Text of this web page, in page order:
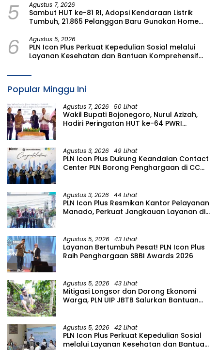
5 Agustus 7, 2026
Sambut HUT ke-81 RI, Adopsi Kendaraan Listrik
Tumbuh, 21.865 Pelanggan Baru Gunakan Home
6 Agustus 5, 2026
PLN Icon Plus Perkuat Kepedulian Sosial melalui
Layanan Kesehatan dan Bantuan Komprehensif
Popular Minggu Ini
Agustus 7, 2026 50 Lihat
Wakil Bupati Bojonegoro, Nurul Azizah,
Hadiri Peringatan HUT ke-64 PWRI
Agustus 3, 2026 49 Lihat
PLN Icon Plus Dukung Keandalan Contact
Center PLN Borong Penghargaan di CCW
Agustus 3, 2026 44 Lihat
PLN Icon Plus Resmikan Kantor Pelayanan
Manado, Perkuat Jangkauan Layanan di
Agustus 5, 2026 43 Lihat
Layanan Bertumbuh Pesat! PLN Icon Plus
Raih Penghargaan SBBI Awards 2026
Agustus 5, 2026 43 Lihat
Mitigasi Longsor dan Dorong Ekonomi
Warga, PLN UIP JBTB Salurkan Bantuan
Agustus 5, 2026 42 Lihat
PLN Icon Plus Perkuat Kepedulian Sosial
melalui Layanan Kesehatan dan Bantuan